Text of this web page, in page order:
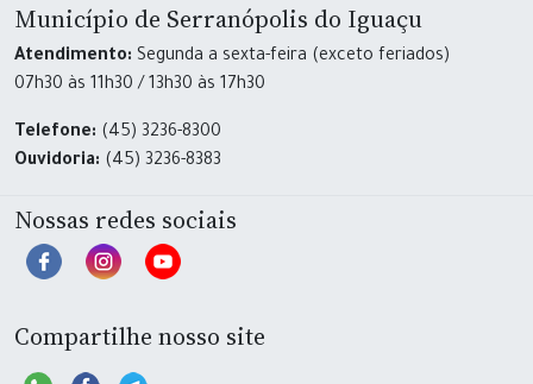
Município de Serranópolis do Iguaçu
Atendimento: Segunda a sexta-feira (exceto feriados)
07h30 às 11h30 / 13h30 às 17h30
Telefone: (45) 3236-8300
Ouvidoria: (45) 3236-8383
Nossas redes sociais
Compartilhe nosso site